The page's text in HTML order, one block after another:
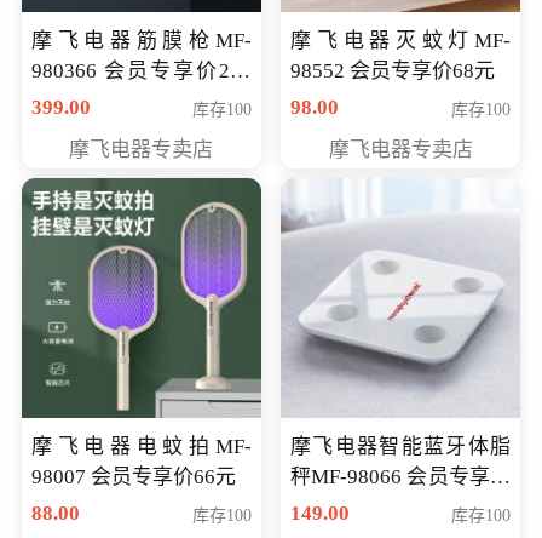
摩飞电器筋膜枪MF-
980366 会员专享价299
元
399.00 库存100
摩飞电器专卖店
摩飞电器灭蚊灯MF-
98552 会员专享价68元
98.00
库存100
摩飞电器专卖店
摩飞电器电蚊拍MF-
98007 会员专享价66元
88.00
库存100
摩飞电器智能蓝牙体脂
秤MF-98066 会员专享价
98元
149.00 库存100